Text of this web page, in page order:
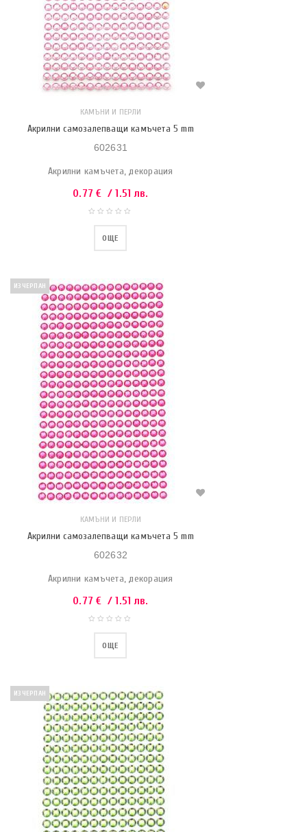
КАМЪНИ И ПЕРЛИ
Акрилни самозалепващи камъчета 5 mm
602631
Акрилни камъчета, декорация
0.77€ / 1.51 лв.
ОЩЕ
ИЗЧЕРПАН
КАМЪНИ И ПЕРЛИ
Акрилни самозалепващи камъчета 5 mm
602632
Акрилни камъчета, декорация
0.77€ / 1.51 лв.
ОЩЕ
ИЗЧЕРПАН